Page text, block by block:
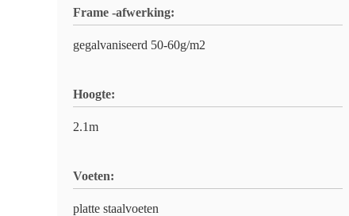
Frame -afwerking:
gegalvaniseerd 50-60g/m2
Hoogte:
2.1m
Voeten:
platte staalvoeten